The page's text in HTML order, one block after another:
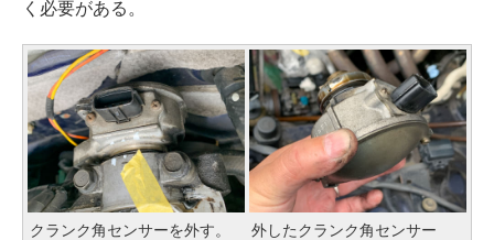
く必要がある。
クランク角センサーを外す。
外したクランク角センサー